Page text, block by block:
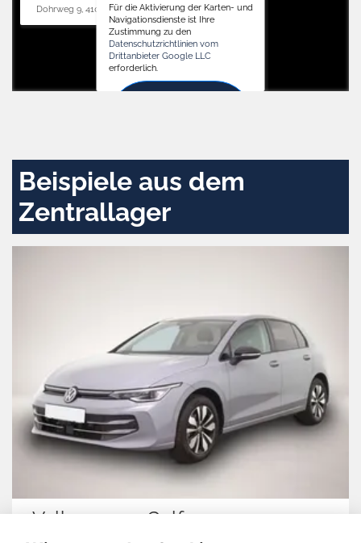
Dohrweg 9, 41066 Mönchengladbach
Für die Aktivierung der Karten- und
Navigationsdienste ist Ihre
Zustimmung zu den
Datenschutzrichtlinien vom
Drittanbieter Google LLC
erforderlich.
Beispiele aus dem
Zentrallager
Volkswagen Golf